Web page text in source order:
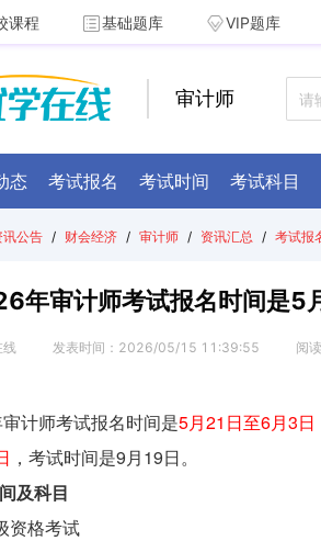
课程 基础题库 VIP题库
审计师
态 考试报名 考试时间 考试科目
讯公告 / 财会经济 / 审计师 / 资讯汇总 / 考试报
年审计师考试报名时间是5
线 发表时间： 2026/05/15 11:39:55 阅
计师考试报名时间是5月21日至6月3日
，考试时间是9月19日。
及科目
资格考试